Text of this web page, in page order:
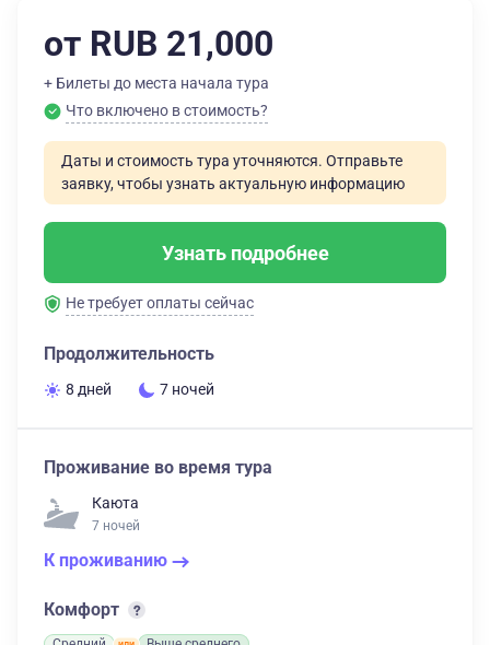
от RUB 21,000
+ Билеты до места начала тура
Что включено в стоимость?
Даты и стоимость тура уточняются. Отправьте
заявку, чтобы узнать актуальную информацию
Узнать подробнее
Не требует оплаты сейчас
Продолжительность
8 дней 7 ночей
Проживание во время тура
Каюта
7 ночей
К проживанию
Комфорт